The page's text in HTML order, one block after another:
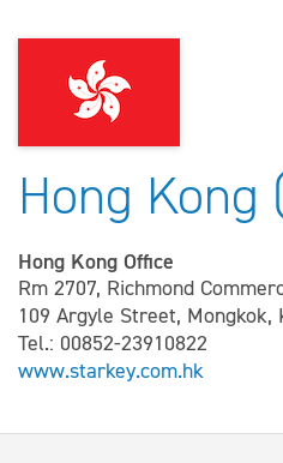
Hong Kong
Hong Kong Office
Rm 2707, Richmond
109 Argyle Street, Mongkok,
Tel.: 00852-23910822
www.starkey.com.hk